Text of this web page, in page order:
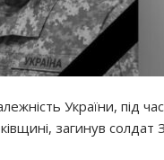
України, під
загинув